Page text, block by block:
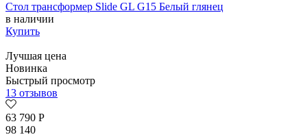
Стол трансформер Slide GL G15 Белый глянец
в наличии
Купить
Лучшая цена
Новинка
Быстрый просмотр
13 отзывов
63 790 Р
98 140